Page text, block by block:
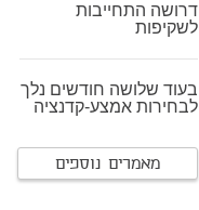
דרושה התחייבות
לשקיפות
בעוד שלושה חודשים נלך
לבחירות אמצע-קדנציה
מאמרים נוספים